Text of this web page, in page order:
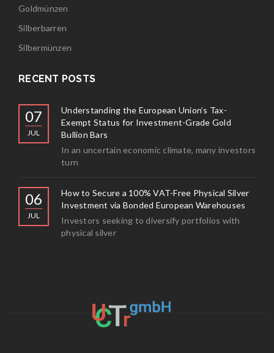
Goldmünzen
Silberbarren
Silbermünzen
RECENT POSTS
07
JUL
Understanding the European Union’s Tax-
Exempt Status for Investment-Grade Gold
Bullion Bars
In an uncertain economic climate, many investors
turn
06
JUL
How to Secure a 100% VAT-Free Physical Silver
Investment via Bonded European Warehouses
Investors seeking to diversify portfolios with
physical silver